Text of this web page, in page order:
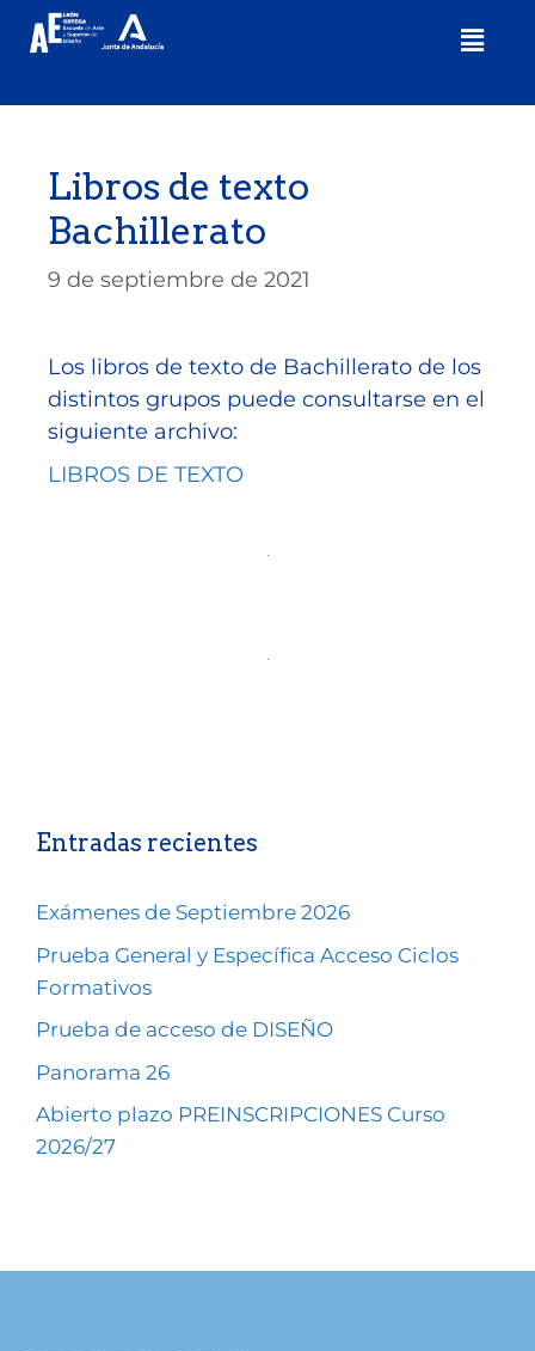
Libros de texto
Bachillerato
9 de septiembre de 2021
Los libros de texto de Bachillerato de los
distintos grupos puede consultarse en el
siguiente archivo:
LIBROS DE TEXTO
Entradas recientes
Exámenes de Septiembre 2026
Prueba General y Específica Acceso Ciclos
Formativos
Prueba de acceso de DISEÑO
Panorama 26
Abierto plazo PREINSCRIPCIONES Curso
2026/27